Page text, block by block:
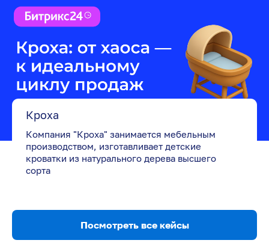
Кроха
Компания "Кроха" занимается мебельным
производством, изготавливает детские
кроватки из натурального дерева высшего
сорта
Посмотреть все кейсы